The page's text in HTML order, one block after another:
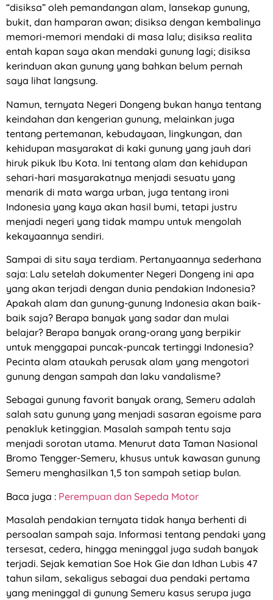
“disiksa” oleh pemandangan alam, lansekap gunung,
bukit, dan hamparan awan; disiksa dengan kembalinya
memori-memori mendaki di masa lalu; disiksa realita
entah kapan saya akan mendaki gunung lagi; disiksa
kerinduan akan gunung yang bahkan belum pernah
saya lihat langsung.
Namun, ternyata Negeri Dongeng bukan hanya tentang
keindahan dan kengerian gunung, melainkan juga
tentang pertemanan, kebudayaan, lingkungan, dan
kehidupan masyarakat di kaki gunung yang jauh dari
hiruk pikuk Ibu Kota. Ini tentang alam dan kehidupan
sehari-hari masyarakatnya menjadi sesuatu yang
menarik di mata warga urban, juga tentang ironi
Indonesia yang kaya akan hasil bumi, tetapi justru
menjadi negeri yang tidak mampu untuk mengolah
kekayaannya sendiri.
Sampai di situ saya terdiam. Pertanyaannya sederhana
saja: Lalu setelah dokumenter Negeri Dongeng ini apa
yang akan terjadi dengan dunia pendakian Indonesia?
Apakah alam dan gunung-gunung Indonesia akan baik-
baik saja? Berapa banyak yang sadar dan mulai
belajar? Berapa banyak orang-orang yang berpikir
untuk menggapai puncak-puncak tertinggi Indonesia?
Pecinta alam ataukah perusak alam yang mengotori
gunung dengan sampah dan laku vandalisme?
Sebagai gunung favorit banyak orang, Semeru adalah
salah satu gunung yang menjadi sasaran egoisme para
penakluk ketinggian. Masalah sampah tentu saja
menjadi sorotan utama. Menurut data Taman Nasional
Bromo Tengger-Semeru, khusus untuk kawasan gunung
Semeru menghasilkan 1,5 ton sampah setiap bulan.
Baca juga : Perempuan dan Sepeda Motor
Masalah pendakian ternyata tidak hanya berhenti di
persoalan sampah saja. Informasi tentang pendaki yang
tersesat, cedera, hingga meninggal juga sudah banyak
terjadi. Sejak kematian Soe Hok Gie dan Idhan Lubis 47
tahun silam, sekaligus sebagai dua pendaki pertama
yang meninggal di gunung Semeru kasus serupa juga